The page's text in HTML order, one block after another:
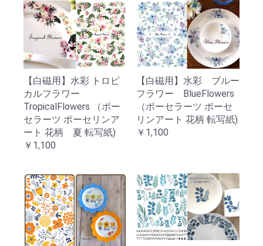
【白磁用】水彩 トロピ
カルフラワー
TropicalFlowers （ポー
セラーツ ポーセリンア
ート 花柄 夏 転写紙)
￥1,100
【白磁用】水彩 ブルー
フラワー BlueFlowers
（ポーセラーツ ポーセ
リンアート 花柄 転写紙)
￥1,100